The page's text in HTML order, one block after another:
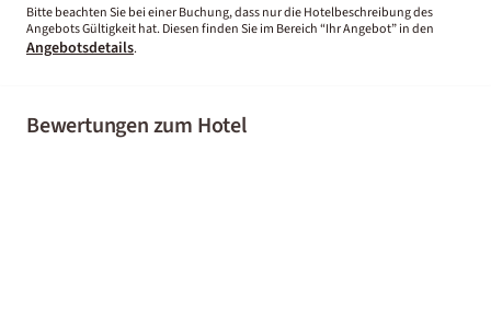
Bitte beachten Sie bei einer Buchung, dass nur die Hotelbeschreibung des
Angebots Gültigkeit hat. Diesen finden Sie im Bereich “Ihr Angebot” in den
Angebotsdetails.
Bewertungen zum Hotel